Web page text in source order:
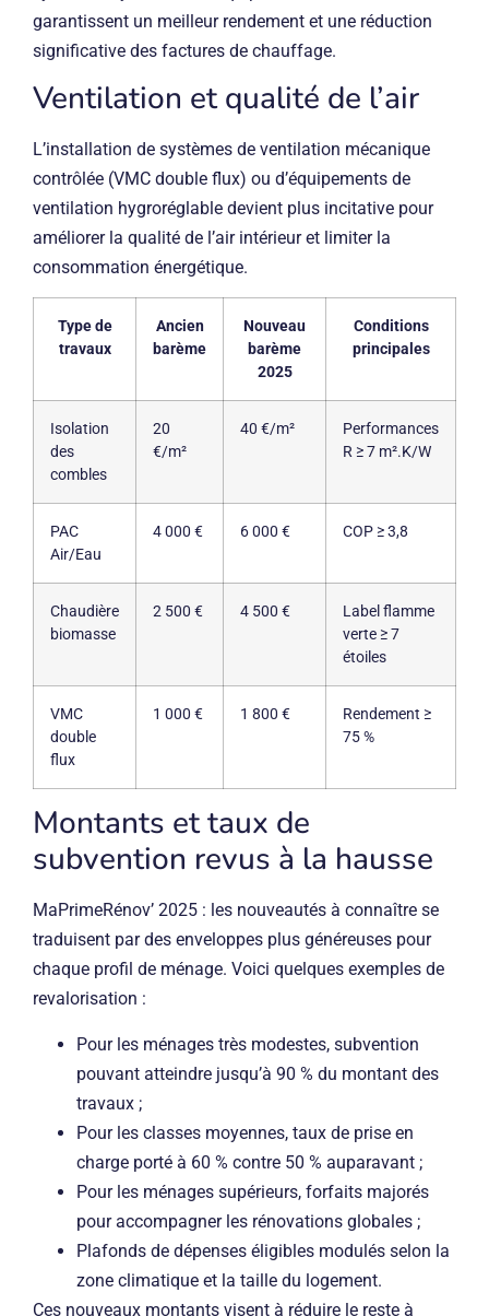
garantissent un meilleur rendement et une réduction
significative des factures de chauffage.
Ventilation et qualité de l’air
L’installation de systèmes de ventilation mécanique
contrôlée (VMC double flux) ou d’équipements de
ventilation hygroréglable devient plus incitative pour
améliorer la qualité de l’air intérieur et limiter la
consommation énergétique.
Type de
travaux
Ancien
barème
Nouveau
barème
2025
Conditions
principales
Isolation
des
combles
20
€/m²
40 €/m²
Performances
R ≥ 7 m².K/W
PAC
Air/Eau
4 000 € 6 000 € COP ≥ 3,8
Chaudière
biomasse
2 500 € 4 500 €
Label flamme
verte ≥ 7
étoiles
VMC
double
flux
1 000 € 1 800 €
Rendement ≥
75 %
Montants et taux de
subvention revus à la hausse
MaPrimeRénov’ 2025 : les nouveautés à connaître se
traduisent par des enveloppes plus généreuses pour
chaque profil de ménage. Voici quelques exemples de
revalorisation :
Pour les ménages très modestes, subvention
pouvant atteindre jusqu’à 90 % du montant des
travaux ;
Pour les classes moyennes, taux de prise en
charge porté à 60 % contre 50 % auparavant ;
Pour les ménages supérieurs, forfaits majorés
pour accompagner les rénovations globales ;
Plafonds de dépenses éligibles modulés selon la
zone climatique et la taille du logement.
Ces nouveaux montants visent à réduire le reste à